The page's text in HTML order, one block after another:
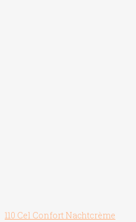
110 Cel Confort Nachtcrème